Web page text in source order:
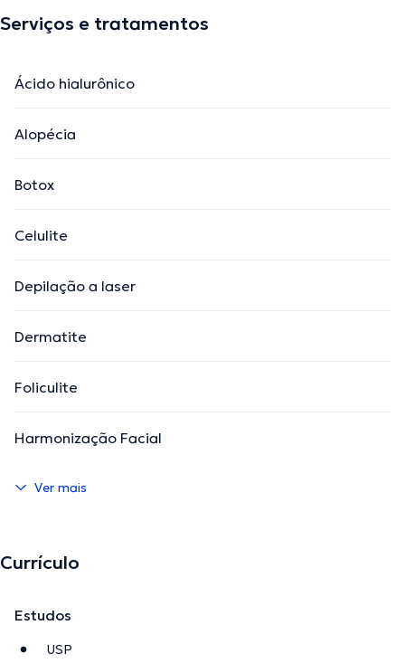
Serviços e tratamentos
Ácido hialurônico
Alopécia
Botox
Celulite
Depilação a laser
Dermatite
Foliculite
Harmonização Facial
Ver mais
Currículo
Estudos
USP